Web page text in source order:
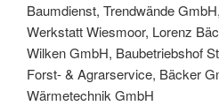
Baumdienst, Trendwände
Werkstatt Wiesmoor, Lorenz
Wilken GmbH, Baubetriebshof
Forst- & Agrarservice, Bäcker
Wärmetechnik GmbH